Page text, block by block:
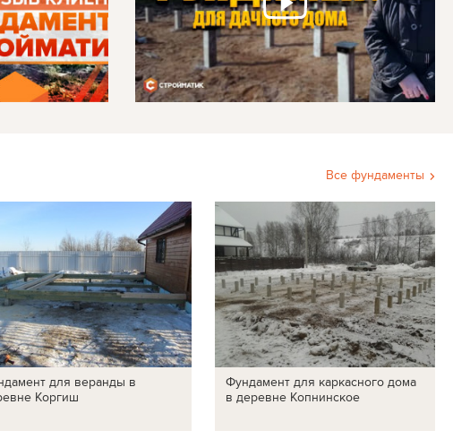
Все фундаменты
для веранды в
Коргиш
Фундамент для каркасного дома
в деревне Копнинское